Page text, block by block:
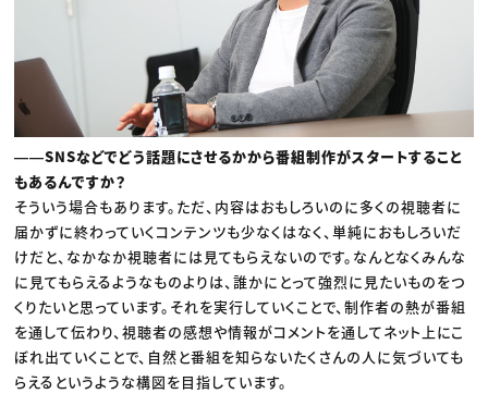
――SNSなどでどう話題にさせるかから番組制作がスタートすること
もあるんですか？
そういう場合もあります。ただ、内容はおもしろいのに多くの視聴者に
届かずに終わっていくコンテンツも少なくはなく、単純におもしろいだ
けだと、なかなか視聴者には見てもらえないのです。なんとなくみんな
に見てもらえるようなものよりは、誰かにとって強烈に見たいものをつ
くりたいと思っています。それを実行していくことで、制作者の熱が番組
を通して伝わり、視聴者の感想や情報がコメントを通してネット上にこ
ぼれ出ていくことで、自然と番組を知らないたくさんの人に気づいても
らえるというような構図を目指しています。